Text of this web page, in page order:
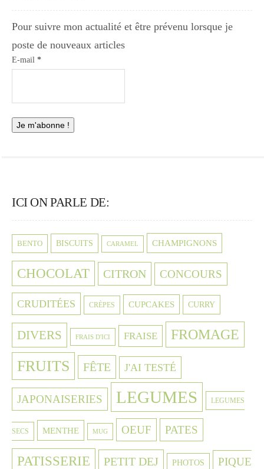
Pour suivre mon actualité et être prévenu lorsque je
poste de nouveaux articles
E-mail *
ICI ON PARLE DE:
BENTO BISCUITS CARAMEL CHAMPIGNONS
CHOCOLAT CITRON CONCOURS
CRUDITÉES CRÈPES CUPCAKES CURRY
DIVERS FRAIS D'ICI FRAISE FROMAGE
FRUITS FÊTE J'AI TESTÉ
JAPONAISERIES LEGUMES LEGUMES
SECS MENTHE MUG OEUF PATES
PATISSERIE PETIT DEJ PHOTOS PIQUE